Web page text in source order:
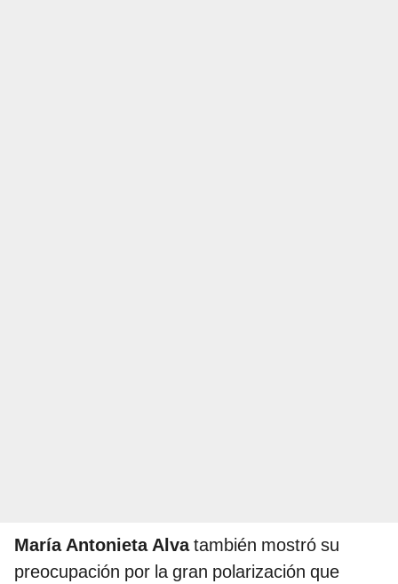
María Antonieta Alvatambién mostró su
preocupación por la gran polarización que